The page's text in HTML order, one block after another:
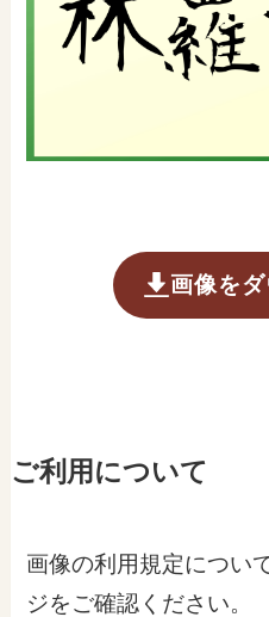
画像を
ご利用について
画像の利用規定につい
ジをご確認ください。